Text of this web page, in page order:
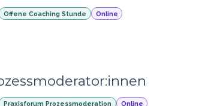
Offene Coaching Stunde Online
Praxisforum Prozessmoderation Online